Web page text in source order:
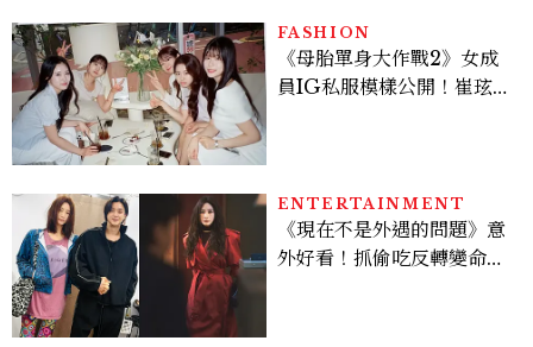
FASHION
《母胎單身大作戰2》女成
員IG私服模樣公開！崔玹諝
ENTERTAINMENT
《現在不是外遇的問題》意
外好看！抓偷吃反轉變命